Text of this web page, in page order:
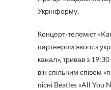
Укрінформу.
Концерт-телеміст
партнером якого з
канал», тривав з
він спільним співом
пісні Beatles «All You